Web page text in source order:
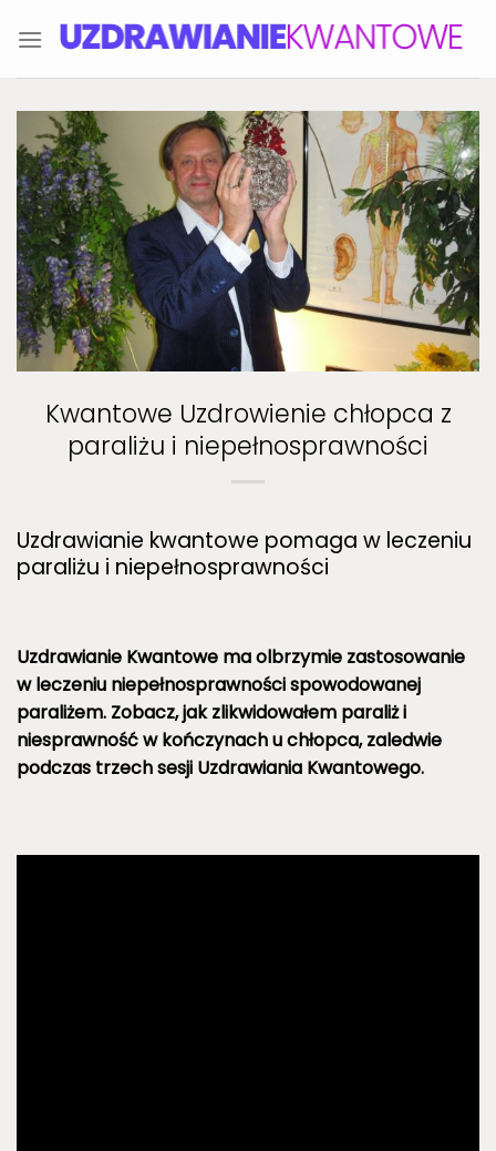
Kwantowe Uzdrowienie chłopca z
paraliżu i niepełnosprawności
Uzdrawianie kwantowe pomaga w leczeniu
paraliżu i niepełnosprawności
Uzdrawianie Kwantowe ma olbrzymie zastosowanie
w leczeniu niepełnosprawności spowodowanej
paraliżem. Zobacz, jak zlikwidowałem paraliż i
niesprawność w kończynach u chłopca, zaledwie
podczas trzech sesji Uzdrawiania Kwantowego.